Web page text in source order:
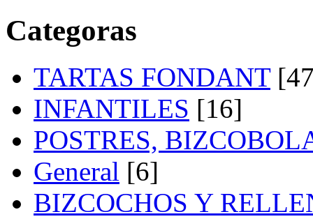
Categoras
TARTAS FONDANT
INFANTILES [16]
POSTRES,
General [6]
BIZCOCHOS Y